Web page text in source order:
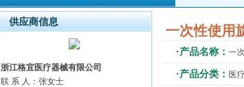
一次性使用
·产品名称： 一
·产品分类： 医
供应商信息
浙江格宜医疗器械有限公司
联 系 人：张女士